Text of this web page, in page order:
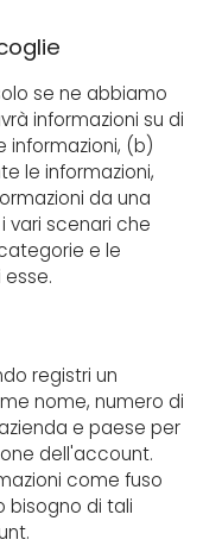
se ne abbiamo
informazioni su di
informazioni, (b)
le informazioni,
da una
vari scenari che
e le
registri un
nome, numero di
e paese per
dell'account.
come fuso
bisogno di tali